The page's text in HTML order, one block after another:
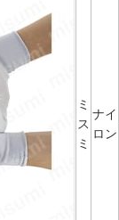
ミ
ス
ミ
ナイ
ロン